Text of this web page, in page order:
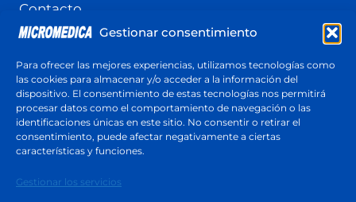
Gestionar consentimiento
Para ofrecer las mejores experiencias, utilizamos tecnologías como
las cookies para almacenar y/o acceder a la información del
dispositivo. El consentimiento de estas tecnologías nos permitirá
procesar datos como el comportamiento de navegación o las
identificaciones únicas en este sitio. No consentir o retirar el
consentimiento, puede afectar negativamente a ciertas
características y funciones.
Gestionar los servicios
Contacto
Terminos y Condiciones
Cotización
Respuesta en menos de 24 horas